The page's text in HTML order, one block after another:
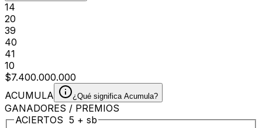
14
20
39
40
41
10
$7.400.000.000
ACUMULA
¿Qué significa Acumula?
GANADORES / PREMIOS
ACIERTOS 5 + sb